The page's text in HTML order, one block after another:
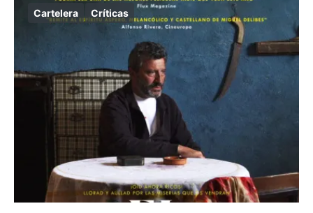
Cartelera Críticas